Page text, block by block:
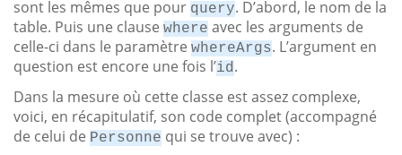
sont les mêmes que pour query. D’abord, le nom de la
table. Puis une clause where avec les arguments de
celle-ci dans le paramètre whereArgs. L’argument en
question est encore une fois l’id.
Dans la mesure où cette classe est assez complexe,
voici, en récapitulatif, son code complet (accompagné
de celui de Personne qui se trouve avec) :